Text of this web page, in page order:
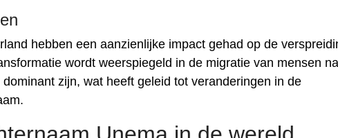
hebben een aanzienlijke impact gehad op de
wordt weerspiegeld in de migratie van mensen
zijn, wat heeft geleid tot veranderingen in de